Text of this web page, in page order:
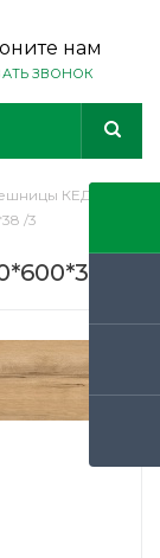
нам
ЗВОНОК
КЕДР
/3
/3